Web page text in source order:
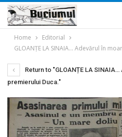
Home
Editorial
GLOANȚE LA SINAIA… Adevărul în
Return to "GLOANȚE LA
premierului Duca."